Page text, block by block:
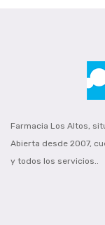
Farmacia Los Altos,
Abierta desde 2007,
y todos los servicios..